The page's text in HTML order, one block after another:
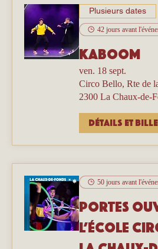
Plusieurs dates
42 jours avant
Kaboom
ven. 18 sept.
Circo Bello, Rte de
2300 La Chaux-de-
Détails et
50 jours avant
Portes
l’école